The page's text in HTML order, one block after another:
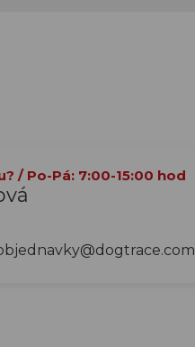
/ Po-Pá: 7:00-15:00 hod